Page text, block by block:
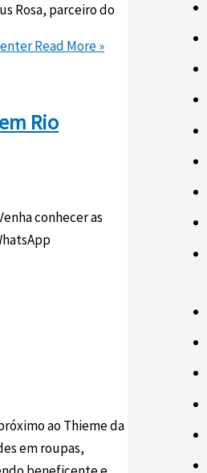
Rosa, parceiro do
Read More »
Rio
conhecer as
ao Thieme da
em roupas,